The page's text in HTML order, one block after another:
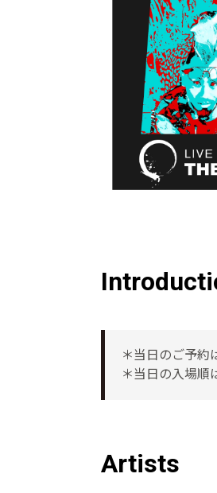
＊当日のご予約
＊当日の入場順
Artists